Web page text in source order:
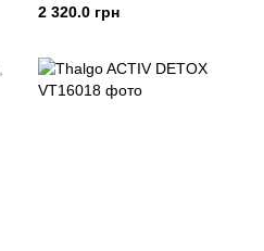
SUPPLEMENT FOR HAIR
МОЛЕКУЛЯРНИЙ КОМПЛЕКС
ВОЛОССЯ
2 320.0 грн